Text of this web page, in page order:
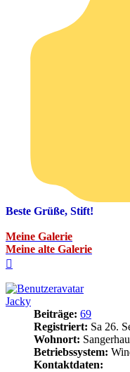
Beste Grüße, Stift!
Meine Galerie
Meine alte Galerie
Jacky
Beiträge: 69
Registriert: Sa 26.
Wohnort:
Betriebssystem:
Kontaktdaten: